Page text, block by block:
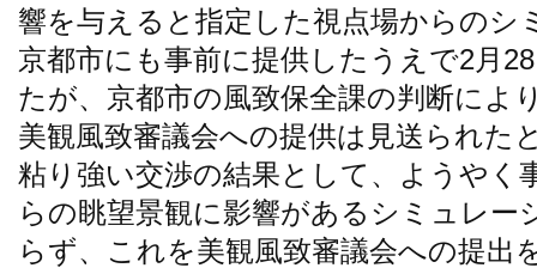
響を与えると指定した視点場からのシ
京都市にも事前に提供したうえで2月
たが、京都市の風致保全課の判断によ
美観風致審議会への提供は見送られた
粘り強い交渉の結果として、ようやく
らの眺望景観に影響があるシミュレ
らず、これを美観風致審議会への提出